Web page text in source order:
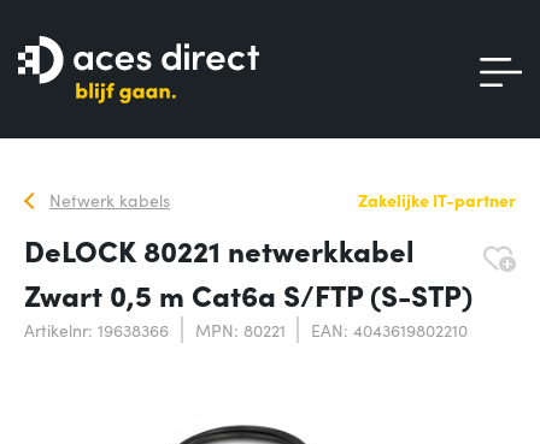
Netwerk kabels Zakelijke IT-partner
DeLOCK 80221 netwerkkabel
Zwart 0,5 m Cat6a S/FTP (S-STP)
Artikelnr: 19638366 MPN: 80221 EAN: 4043619802210